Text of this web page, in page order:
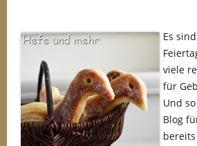
Es
viele
für
Und
Blog